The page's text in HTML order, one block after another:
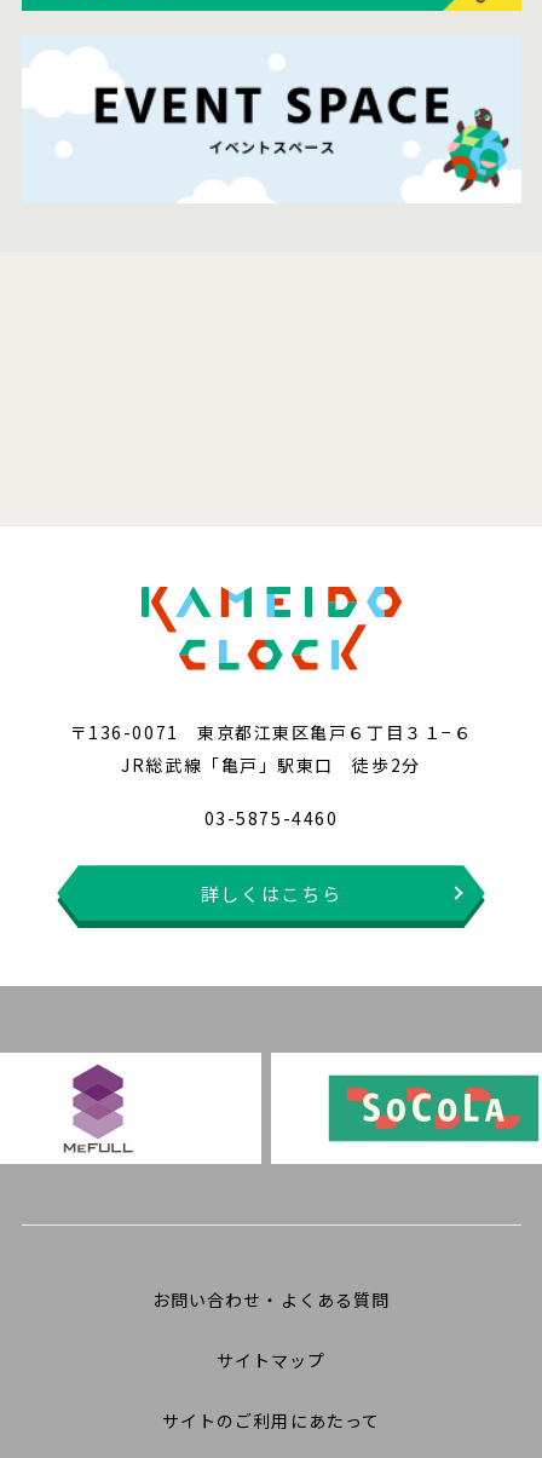
〒136-0071 東京都江東区亀戸６丁目３１−６
JR総武線「亀戸」駅東口 徒歩2分
03-5875-4460
詳しくはこちら
お問い合わせ・よくある質問
サイトマップ
サイトのご利用にあたって